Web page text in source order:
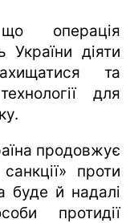
операція
України діяти
та
для
продовжує
проти
буде й надалі
протидії